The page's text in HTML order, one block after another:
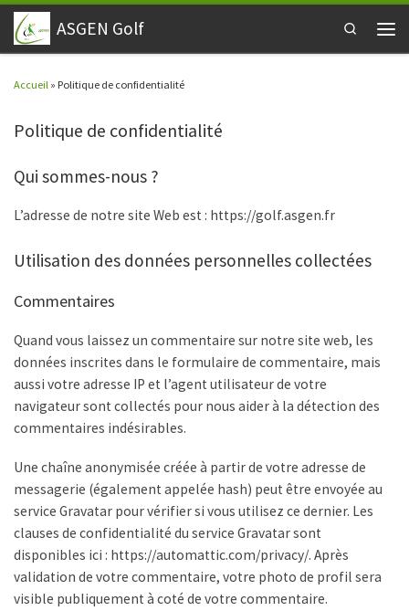
Passer au contenu
ASGEN Golf
Search
Accueil » Politique de confidentialité
Politique de confidentialité
Qui sommes-nous ?
L’adresse de notre site Web est : https://golf.asgen.fr
Utilisation des données personnelles collectées
Commentaires
Quand vous laissez un commentaire sur notre site web, les
données inscrites dans le formulaire de commentaire, mais
aussi votre adresse IP et l’agent utilisateur de votre
navigateur sont collectés pour nous aider à la détection des
commentaires indésirables.
Une chaîne anonymisée créée à partir de votre adresse de
messagerie (également appelée hash) peut être envoyée au
service Gravatar pour vérifier si vous utilisez ce dernier. Les
clauses de confidentialité du service Gravatar sont
disponibles ici : https://automattic.com/privacy/. Après
validation de votre commentaire, votre photo de profil sera
visible publiquement à coté de votre commentaire.